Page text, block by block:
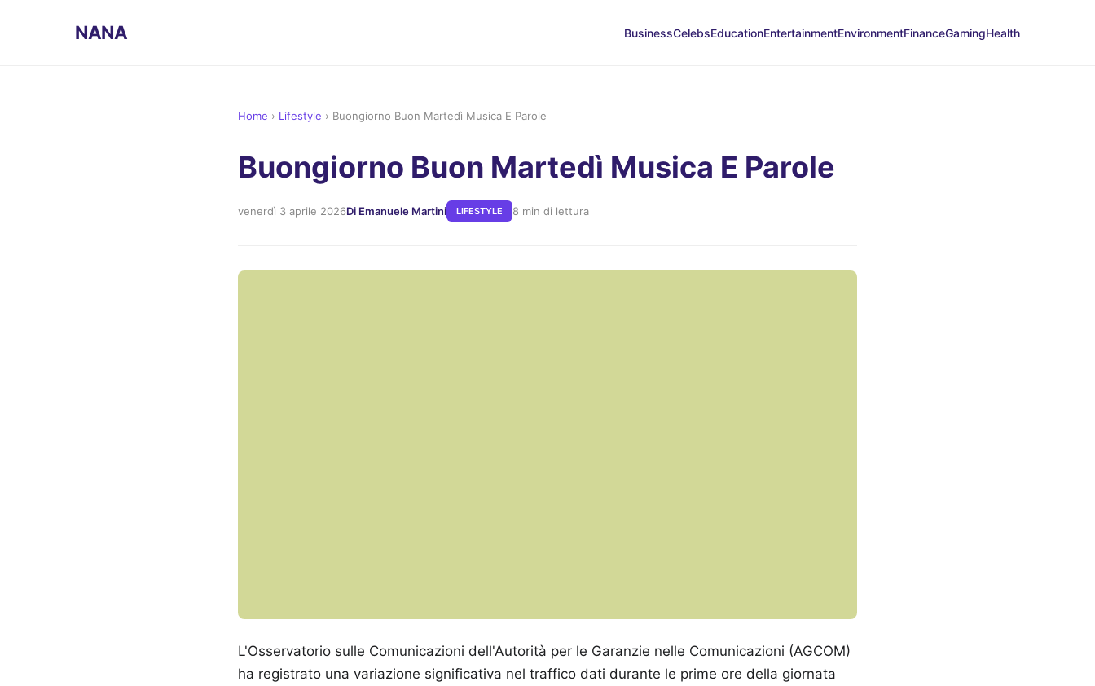
NANA BusinessCelebsEducationEntertainmentEnvironmentFinanceGamingHealth
Home › Lifestyle › Buongiorno Buon Martedì Musica E Parole
Buongiorno Buon Martedì Musica E Parole
venerdì 3 aprile 2026Di Emanuele Martini LIFESTYLE 8 min di lettura
L'Osservatorio sulle Comunicazioni dell'Autorità per le Garanzie nelle Comunicazioni (AGCOM)
ha registrato una variazione significativa nel traffico dati durante le prime ore della giornata